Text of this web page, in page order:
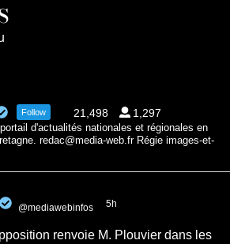
Follow 21,498 1,297
d'actualités nationales et régionales en
redac@media-web.fr Régie images-et-
@mediawebinfos 5h
renvoie M. Plouvier dans les